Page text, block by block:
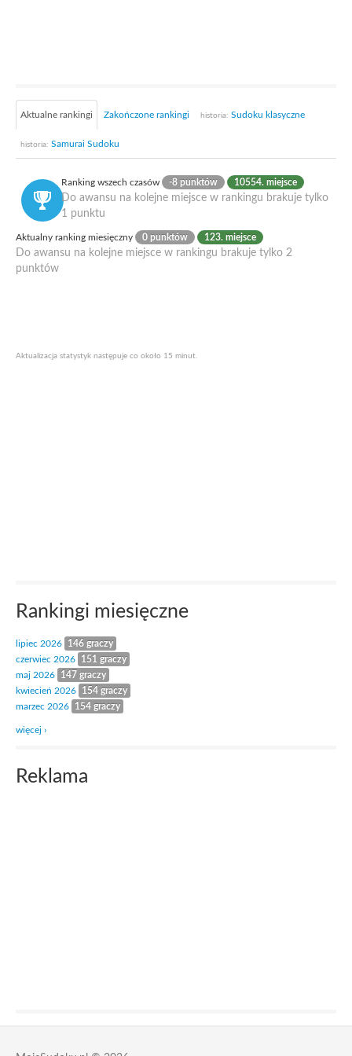
Aktualne rankingi Zakończone rankingi historia: Sudoku klasyczne
historia: Samurai Sudoku
Ranking wszech czasów -8 punktów 10554. miejsce
Do awansu na kolejne miejsce w rankingu brakuje tylko
1 punktu
Aktualny ranking miesięczny 0 punktów 123. miejsce
Do awansu na kolejne miejsce w rankingu brakuje tylko 2
punktów
Aktualizacja statystyk następuje co około 15 minut.
Rankingi miesięczne
lipiec 2026
146 graczy
czerwiec 2026
151 graczy
maj 2026
147 graczy
kwiecień 2026
154 graczy
marzec 2026
154 graczy
więcej ›
Reklama